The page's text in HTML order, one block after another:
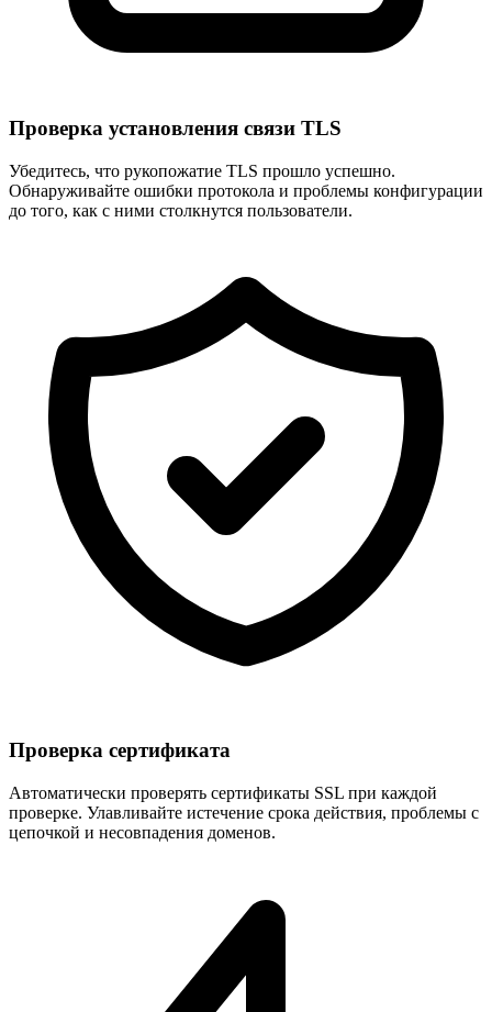
Проверка установления связи TLS
Убедитесь, что рукопожатие TLS прошло успешно.
Обнаруживайте ошибки протокола и проблемы конфигурации
до того, как с ними столкнутся пользователи.
Проверка сертификата
Автоматически проверять сертификаты SSL при каждой
проверке. Улавливайте истечение срока действия, проблемы с
цепочкой и несовпадения доменов.